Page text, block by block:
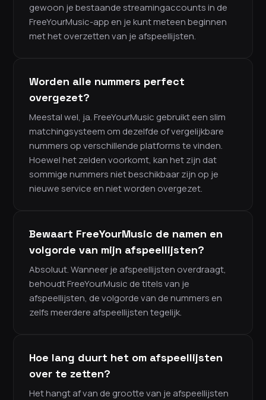
gewoon je bestaande streamingaccounts in de
FreeYourMusic-app en je kunt meteen beginnen
met het overzetten van je afspeellijsten.
Worden alle nummers perfect
overgezet?
Meestal wel, ja. FreeYourMusic gebruikt een slim
matchingsysteem om dezelfde of vergelijkbare
nummers op verschillende platforms te vinden.
Hoewel het zelden voorkomt, kan het zijn dat
sommige nummers niet beschikbaar zijn op je
nieuwe service en niet worden overgezet.
Bewaart FreeYourMusic de namen en
volgorde van mijn afspeellijsten?
Absoluut. Wanneer je afspeellijsten overdraagt,
behoudt FreeYourMusic de titels van je
afspeellijsten, de volgorde van de nummers en
zelfs meerdere afspeellijsten tegelijk.
Hoe lang duurt het om afspeellijsten
over te zetten?
Het hangt af van de grootte van je afspeellijsten